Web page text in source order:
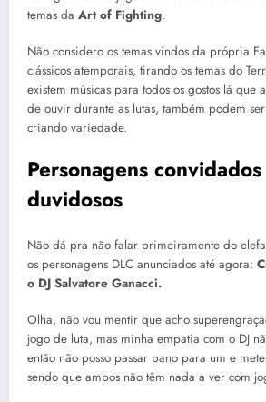
temas da Art of Fighting.
Não considero os temas vindos da própria
clássicos atemporais, tirando os temas do
existem músicas para todos os gostos lá que
de ouvir durante as lutas, também podem
criando variedade.
Personagens
duvidosos
Não dá pra não falar primeiramente do
os personagens DLC anunciados até agora:
o DJ Salvatore Ganacci.
Olha, não vou mentir que acho
jogo de luta, mas minha empatia com o DJ
então não posso passar pano para um e
sendo que ambos não têm nada a ver com